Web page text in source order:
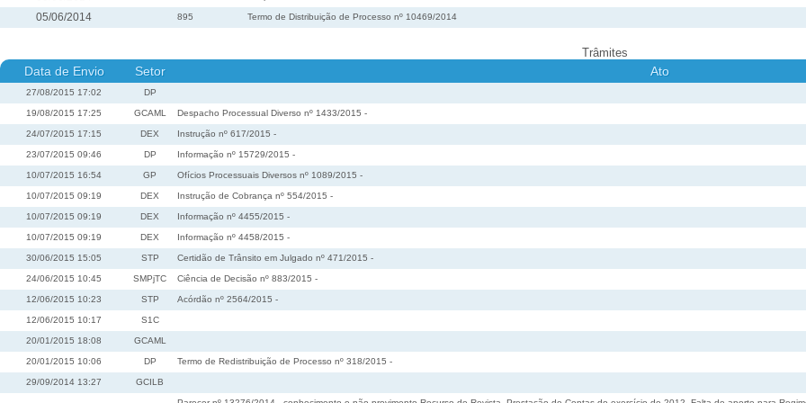
05/06/2014 895 Termo de Distribuição de Processo nº 10469/2014
Trâmites
Data de Envio Setor Ato
27/08/2015 17:02 DP
19/08/2015 17:25 GCAML Despacho Processual Diverso nº 1433/2015 -
24/07/2015 17:15 DEX Instrução nº 617/2015 -
23/07/2015 09:46 DP Informação nº 15729/2015 -
10/07/2015 16:54 GP Ofícios Processuais Diversos nº 1089/2015 -
10/07/2015 09:19 DEX Instrução de Cobrança nº 554/2015 -
10/07/2015 09:19 DEX Informação nº 4455/2015 -
10/07/2015 09:19 DEX Informação nº 4458/2015 -
30/06/2015 15:05 STP Certidão de Trânsito em Julgado nº 471/2015 -
24/06/2015 10:45 SMPjTC Ciência de Decisão nº 883/2015 -
12/06/2015 10:23 STP Acórdão nº 2564/2015 -
12/06/2015 10:17 S1C
20/01/2015 18:08 GCAML
20/01/2015 10:06 DP Termo de Redistribuição de Processo nº 318/2015 -
29/09/2014 13:27 GCILB